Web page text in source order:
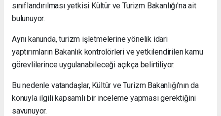
sınıflandırılması yetkisi Kültür ve Turizm Bakanlığı'na ait
bulunuyor.
Aynı kanunda, turizm işletmelerine yönelik idari
yaptırımların Bakanlık kontrolörleri ve yetkilendirilen kamu
görevlilerince uygulanabileceği açıkça belirtiliyor.
Bu nedenle vatandaşlar, Kültür ve Turizm Bakanlığı'nın da
konuyla ilgili kapsamlı bir inceleme yapması gerektiğini
savunuyor.